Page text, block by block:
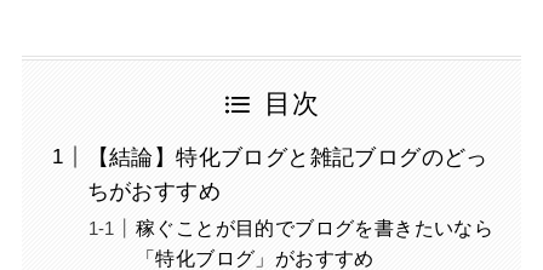
目次
【結論】特化ブログと雑記ブログのどっ
ちがおすすめ
稼ぐことが目的でブログを書きたいなら
「特化ブログ」がおすすめ